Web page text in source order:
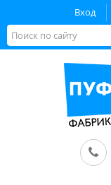
Вход